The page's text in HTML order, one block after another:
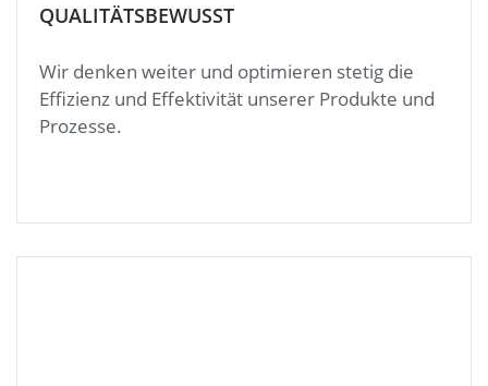
QUALITÄTSBEWUSST
Wir denken weiter und optimieren stetig die
Effizienz und Effektivität unserer Produkte und
Prozesse.